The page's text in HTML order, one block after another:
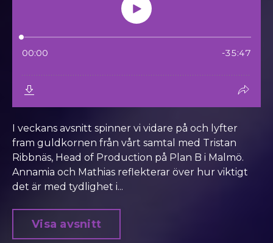
I veckans avsnitt spinner vi vidare på och lyfter
fram guldkornen från vårt samtal med Tristan
Ribbnäs, Head of Production på Plan B i Malmö.
Annamia och Mathias reflekterar över hur viktigt
det är med tydlighet i...
Visa avsnitt